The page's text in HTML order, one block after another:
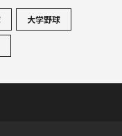
大学野球